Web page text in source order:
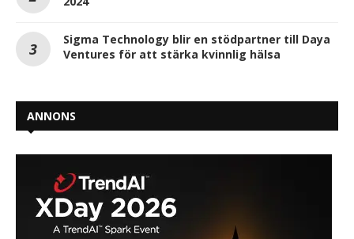
Sigma Technology blir en stödpartner till Daya
Ventures för att stärka kvinnlig hälsa
ANNONS